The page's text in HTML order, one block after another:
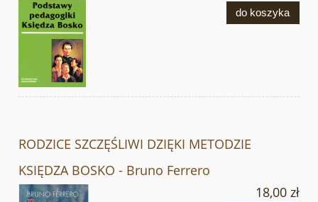
do koszyka
RODZICE SZCZĘŚLIWI DZIĘKI METODZIE
KSIĘDZA BOSKO - Bruno Ferrero
18,00 zł